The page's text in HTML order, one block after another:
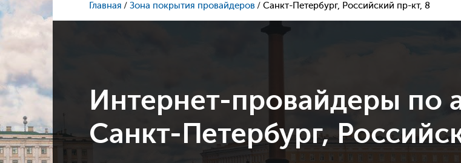
Главная Зона покрытия провайдеров Санкт-Петербург, Российский пр-кт, 8
Интернет-провайдеры по
Санкт-Петербург,